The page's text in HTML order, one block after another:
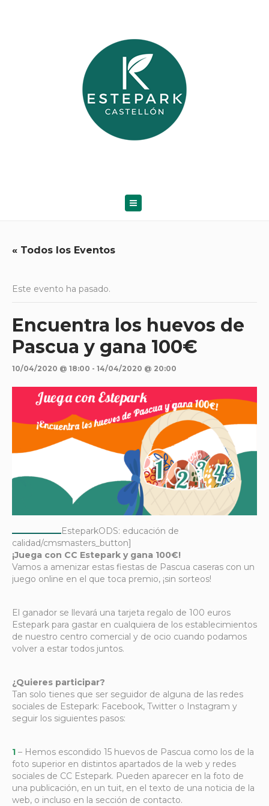
« Todos los Eventos
Este evento ha pasado.
Encuentra los huevos de
Pascua y gana 100€
10/04/2020 @ 18:00 - 14/04/2020 @ 20:00
EsteparkODS: educación de
calidad/cmsmasters_button]
¡Juega con CC Estepark y gana 100€!
Vamos a amenizar estas fiestas de Pascua caseras con un
juego online en el que toca premio, ¡sin sorteos!
El ganador se llevará una tarjeta regalo de 100 euros
Estepark para gastar en cualquiera de los establecimientos
de nuestro centro comercial y de ocio cuando podamos
volver a estar todos juntos.
¿Quieres participar?
Tan solo tienes que ser seguidor de alguna de las redes
sociales de Estepark: Facebook, Twitter o Instagram y
seguir los siguientes pasos:
1 – Hemos escondido 15 huevos de Pascua como los de la
foto superior en distintos apartados de la web y redes
sociales de CC Estepark. Pueden aparecer en la foto de
una publicación, en un tuit, en el texto de una noticia de la
web, o incluso en la sección de contacto.